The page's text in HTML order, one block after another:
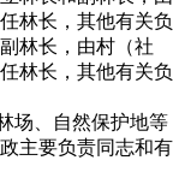
林长，其他有关负
林长，由村（社
林长，其他有关负
场、自然保护地等
主要负责同志和有